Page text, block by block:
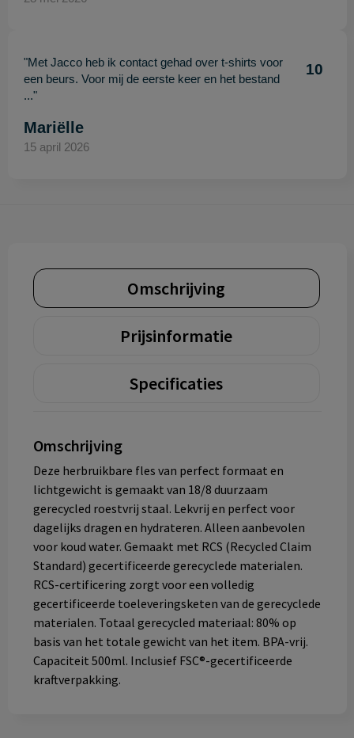
"Met Jacco heb ik contact gehad over t-shirts voor
een beurs. Voor mij de eerste keer en het bestand
..."
10
Mariëlle
15 april 2026
Omschrijving
Prijsinformatie
Specificaties
Omschrijving
Deze herbruikbare fles van perfect formaat en
lichtgewicht is gemaakt van 18/8 duurzaam
gerecycled roestvrij staal. Lekvrij en perfect voor
dagelijks dragen en hydrateren. Alleen aanbevolen
voor koud water. Gemaakt met RCS (Recycled Claim
Standard) gecertificeerde gerecyclede materialen.
RCS-certificering zorgt voor een volledig
gecertificeerde toeleveringsketen van de gerecyclede
materialen. Totaal gerecycled materiaal: 80% op
basis van het totale gewicht van het item. BPA-vrij.
Capaciteit 500ml. Inclusief FSC®-gecertificeerde
kraftverpakking.